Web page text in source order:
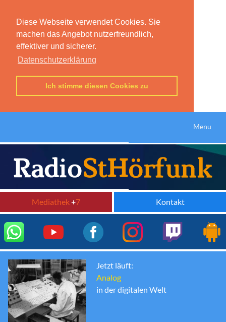
Diese Webseite verwendet Cookies. Sie
machen das Angebot nutzerfreundlich,
effektiver und sicherer.
Datenschutzerklärung
Ich stimme diesen Cookies zu
Menu
Mediathek+7 Kontakt
Jetzt läuft:
Analog
in der digitalen Welt